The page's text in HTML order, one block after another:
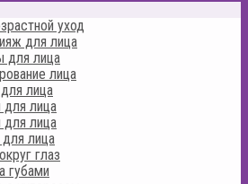
уход
для лица
для лица
лица
лица
для лица
лица
лица
глаз
губами